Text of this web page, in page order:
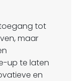
toegang tot
maar
up te laten
en